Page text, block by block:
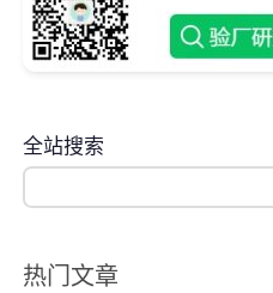
全站搜索
热门文章